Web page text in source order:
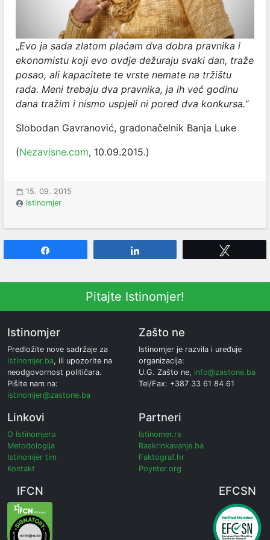
„Evo ja sada zlatom plaćam dva dobra pravnika i
ekonomistu koji evo ovdje dežuraju svaki dan, traže
posao, ali kapacitete te vrste nemate na tržištu
rada. Meni trebaju dva pravnika, ja ih već godinu
dana tražim i nismo uspjeli ni pored dva konkursa.“
Slobodan Gavranović, gradonačelnik Banja Luke
(Nezavisne.com, 10.09.2015.)
15. 09. 2015
Istinomjer
Pitajte Istinomjer!
Istinomjer
Predložite nove sadržaje za
istinomjer.ba, ili upozorite na
neodgovornost političara.
Pišite nam na:
istinomjer@zastone.ba
Zašto ne
Istinomjer je razvila i uređuje
organizacija:
U.G. Zašto ne, info@zastone.ba
Tel/Fax: +387 33 61 84 61
Linkovi
O Istinomjeru
Metodologija
Istinomjer tim
Kontakt
Partneri
Istinomer.rs
Raskrinkavanje.ba
Faktograf.hr
Poynter.org
IFCN EFCSN